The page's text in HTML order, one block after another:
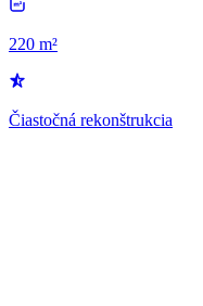
220 m²
Čiastočná rekonštrukcia